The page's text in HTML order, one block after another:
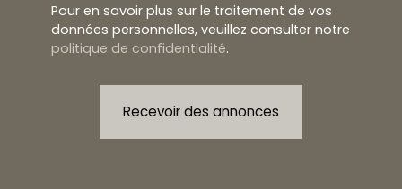
Pour en savoir plus sur le traitement de vos
données personnelles, veuillez consulter notre
politique de confidentialité.
Recevoir des annonces